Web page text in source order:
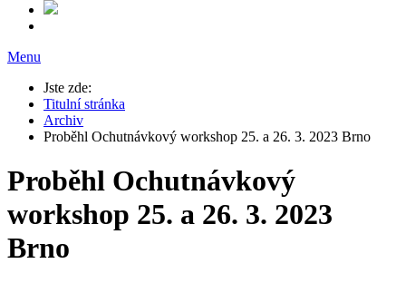
Menu
Jste zde:
Titulní stránka
Archiv
Proběhl Ochutnávkový workshop 25. a 26. 3. 2023 Brno
Proběhl Ochutnávkový
workshop 25. a 26. 3. 2023
Brno